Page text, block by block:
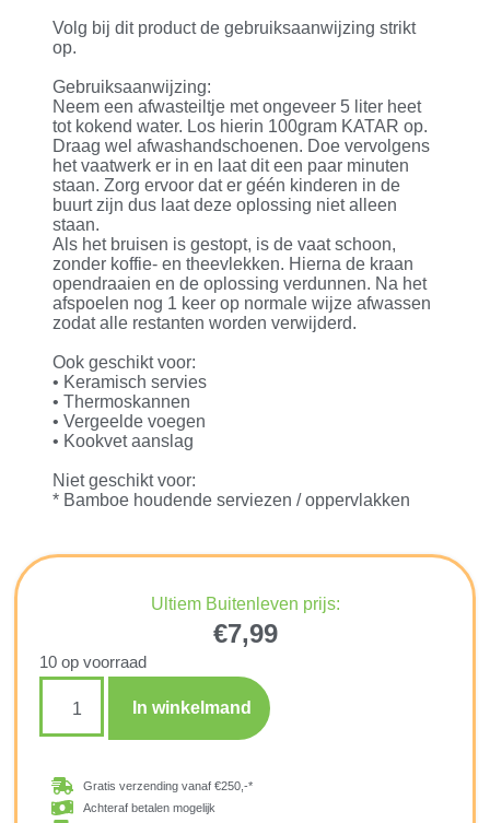
Volg bij dit product de gebruiksaanwijzing strikt
op.
Gebruiksaanwijzing:
Neem een afwasteiltje met ongeveer 5 liter heet
tot kokend water. Los hierin 100gram KATAR op.
Draag wel afwashandschoenen. Doe vervolgens
het vaatwerk er in en laat dit een paar minuten
staan. Zorg ervoor dat er géén kinderen in de
buurt zijn dus laat deze oplossing niet alleen
staan.
Als het bruisen is gestopt, is de vaat schoon,
zonder koffie- en theevlekken. Hierna de kraan
opendraaien en de oplossing verdunnen. Na het
afspoelen nog 1 keer op normale wijze afwassen
zodat alle restanten worden verwijderd.
Ook geschikt voor:
• Keramisch servies
• Thermoskannen
• Vergeelde voegen
• Kookvet aanslag
Niet geschikt voor:
* Bamboe houdende serviezen / oppervlakken
Ultiem Buitenleven prijs:
€7,99
10 op voorraad
In winkelmand
Gratis verzending vanaf €250,-*
Achteraf betalen mogelijk